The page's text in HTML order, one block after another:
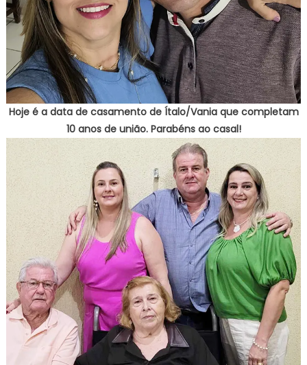
Hoje é a data de casamento de Ítalo/Vania que completam
10 anos de união. Parabéns ao casal!